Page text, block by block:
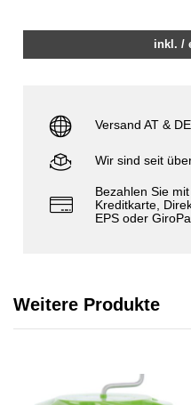
inkl. /
Versand AT &
Wir sind seit
Bezahlen Sie
Kreditkarte,
EPS oder
Weitere Produkte